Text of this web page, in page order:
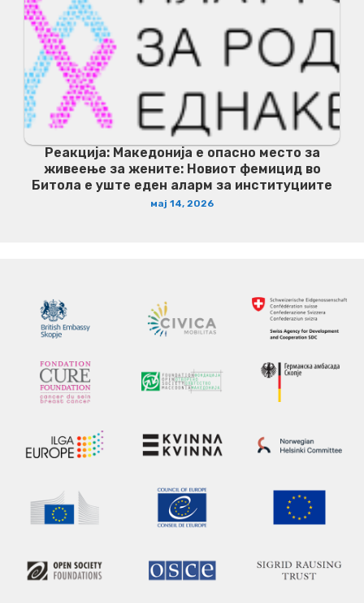
Реакција: Македонија е опасно место за
живеење за жените: Новиот фемицид во
Битола е уште еден аларм за институциите
мај 14, 2026